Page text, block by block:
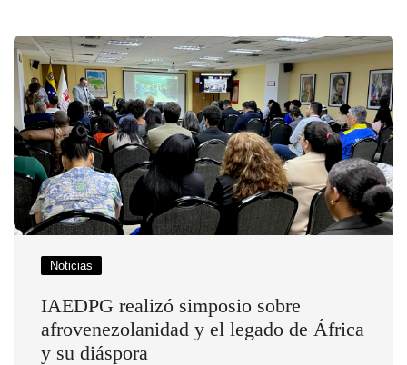
Noticias
IAEDPG realizó simposio sobre
afrovenezolanidad y el legado de África
y su diáspora